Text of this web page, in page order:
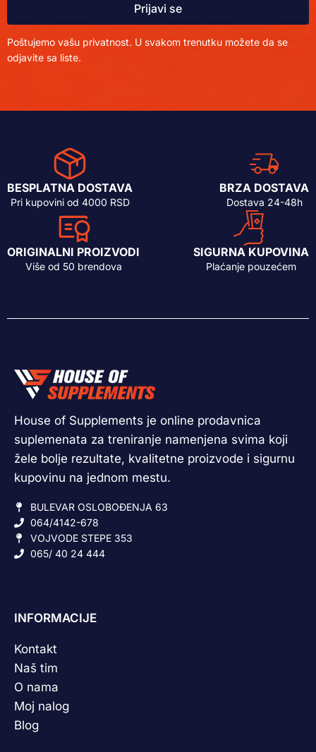
Prijavi se
Poštujemo vašu privatnost. U svakom trenutku možete da se
odjavite sa liste.
BESPLATNA DOSTAVA
Pri kupovini od 4000 RSD
BRZA DOSTAVA
Dostava 24-48h
ORIGINALNI PROIZVODI
Više od 50 brendova
SIGURNA KUPOVINA
Plaćanje pouzećem
House of Supplements je online prodavnica
suplemenata za treniranje namenjena svima koji
žele bolje rezultate, kvalitetne proizvode i sigurnu
kupovinu na jednom mestu.
BULEVAR OSLOBOĐENJA 63
064/4142-678
VOJVODE STEPE 353
065/ 40 24 444
INFORMACIJE
Kontakt
Naš tim
O nama
Moj nalog
Blog